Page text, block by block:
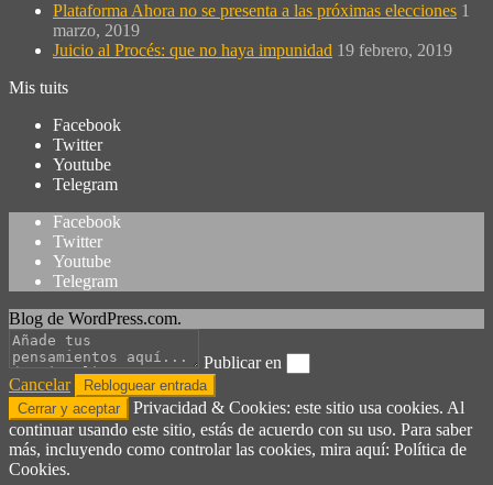
Plataforma Ahora no se presenta a las próximas elecciones 1
marzo, 2019
Juicio al Procés: que no haya impunidad 19 febrero, 2019
Mis tuits
Facebook
Twitter
Youtube
Telegram
Facebook
Twitter
Youtube
Telegram
Blog de WordPress.com.
Publicar en
Cancelar
Privacidad & Cookies: este sitio usa cookies. Al
continuar usando este sitio, estás de acuerdo con su uso. Para saber
más, incluyendo como controlar las cookies, mira aquí: Política de
Cookies.